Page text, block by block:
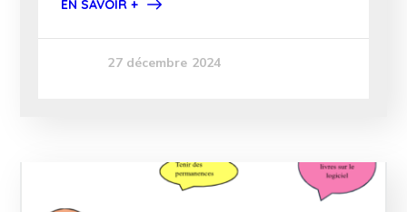
EN SAVOIR +
27 décembre 2024